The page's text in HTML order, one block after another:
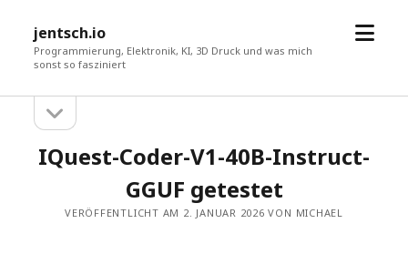
jentsch.io
Programmierung, Elektronik, KI, 3D Druck und was mich
sonst so fasziniert
Menü
Sidebaröffnen
IQuest-Coder-V1-40B-Instruct-
GGUF getestet
VERÖFFENTLICHT AM 2. JANUAR 2026 VON MICHAEL